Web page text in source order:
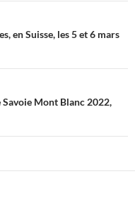
en Suisse, les 5 et 6 mars
Savoie Mont Blanc 2022,